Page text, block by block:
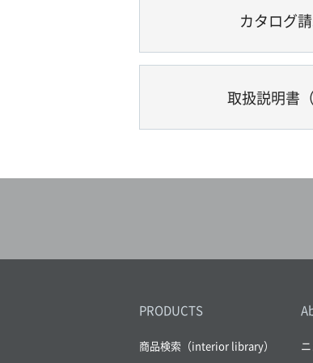
カタログ
取扱説明書
PRODUCTS
商品検索（interior library）